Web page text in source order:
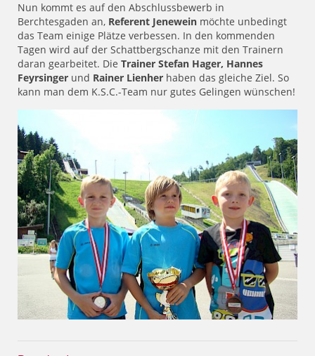
Nun kommt es auf den Abschlussbewerb in
Berchtesgaden an, Referent Jenewein möchte unbedingt
das Team einige Plätze verbessen. In den kommenden
Tagen wird auf der Schattbergschanze mit den Trainern
daran gearbeitet. Die Trainer Stefan Hager, Hannes
Feyrsinger und Rainer Lienher haben das gleiche Ziel. So
kann man dem K.S.C.-Team nur gutes Gelingen wünschen!